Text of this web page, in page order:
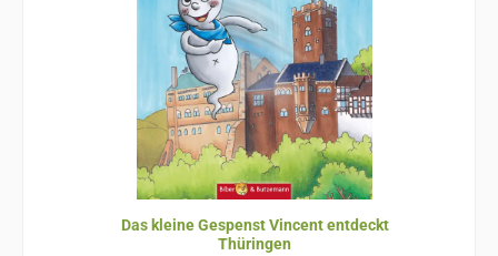
Das kleine Gespenst Vincent entdeckt
Thüringen